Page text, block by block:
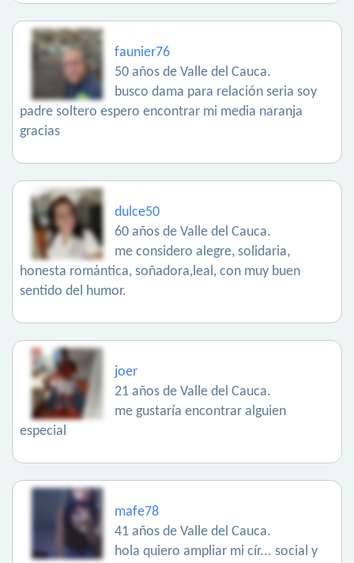
faunier76
50 años de Valle del Cauca.
busco dama para relación seria soy
padre soltero espero encontrar mi media naranja
gracias
dulce50
60 años de Valle del Cauca.
me considero alegre, solidaria,
honesta romántica, soñadora,leal, con muy buen
sentido del humor.
joer
21 años de Valle del Cauca.
me gustaría encontrar alguien
especial
mafe78
41 años de Valle del Cauca.
hola quiero ampliar mi cír... social y